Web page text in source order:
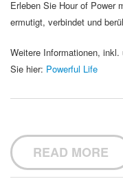
Erleben Sie Hour of Power
ermutigt, verbindet und
Weitere Informationen,
Sie hier: Powerful Life
READ MORE